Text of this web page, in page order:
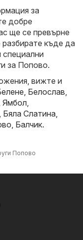
за
добре
ще се превърне
къде да
за Попово.
вижте и
Белослав
Ямбол
Бяла Слатина
Балчик.
Попово